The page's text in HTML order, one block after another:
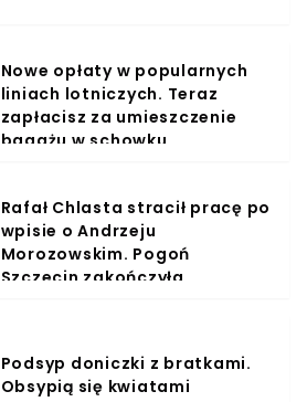
Nowe opłaty w popularnych
liniach lotniczych. Teraz
zapłacisz za umieszczenie
bagażu w schowku
Rafał Chlasta stracił pracę po
wpisie o Andrzeju
Morozowskim. Pogoń
Szczecin zakończyła
Podsyp doniczki z bratkami.
Obsypią się kwiatami